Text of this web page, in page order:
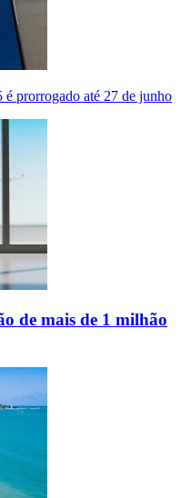
é prorrogado até 27 de junho
de mais de 1 milhão